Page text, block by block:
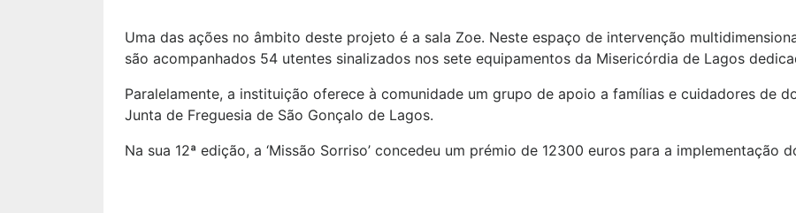
Uma das ações no âmbito deste projeto é a sala Zoe. Neste espaço de intervenção
são acompanhados 54 utentes sinalizados nos sete equipamentos da Misericórdia de Lagos
Paralelamente, a instituição oferece à comunidade um grupo de apoio a famílias e cuidadores de
Junta de Freguesia de São Gonçalo de Lagos.
Na sua 12ª edição, a ‘Missão Sorriso’ concedeu um prémio de 12300 euros para a implementação